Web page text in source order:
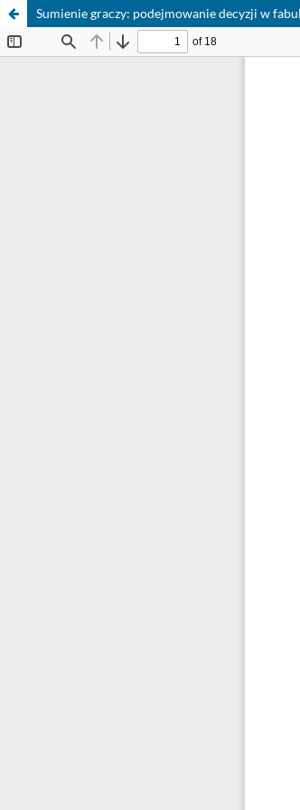
Sumienie graczy: podejmowanie decyzji w